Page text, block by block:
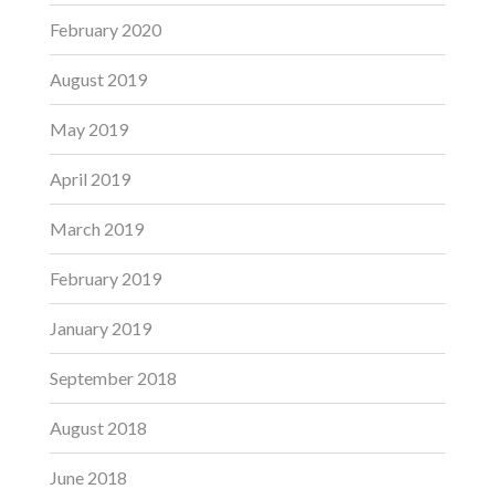
February 2020
August 2019
May 2019
April 2019
March 2019
February 2019
January 2019
September 2018
August 2018
June 2018